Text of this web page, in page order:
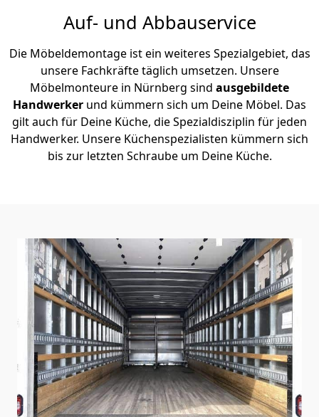
Auf- und Abbauservice
Die Möbeldemontage ist ein weiteres Spezialgebiet, das
unsere Fachkräfte täglich umsetzen. Unsere
Möbelmonteure in Nürnberg sind ausgebildete
Handwerker und kümmern sich um Deine Möbel. Das
gilt auch für Deine Küche, die Spezialdisziplin für jeden
Handwerker. Unsere Küchenspezialisten kümmern sich
bis zur letzten Schraube um Deine Küche.